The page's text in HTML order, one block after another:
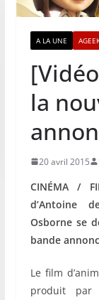
A LA UNE
la
20 avril 2015
CINÉMA /
d’Antoine
Osborne se
bande
Le film
produit par